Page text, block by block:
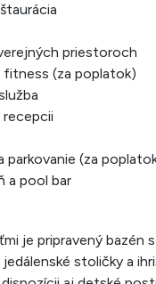
priestoroch
fitness (za poplatok)
recepcii
parkovanie (za
a pool bar
je pripravený bazén
stoličky a